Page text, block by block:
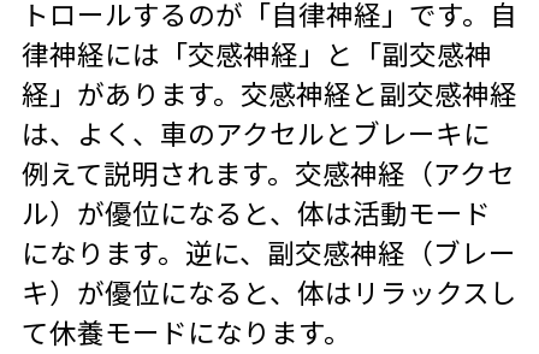
トロールするのが「自律神経」です。自
律神経には「交感神経」と「副交感神
経」があります。交感神経と副交感神経
は、よく、車のアクセルとブレーキに
例えて説明されます。交感神経（アクセ
ル）が優位になると、体は活動モード
になります。逆に、副交感神経（ブレー
キ）が優位になると、体はリラックスし
て休養モードになります。